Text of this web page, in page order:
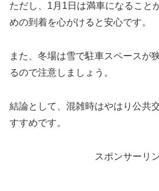
ただし、1月1日は満車になること
めの到着を心がけると安心です。
また、冬場は雪で駐車スペースが
るので注意しましょう。
結論として、混雑時はやはり公共
すすめです。
スポンサーリ